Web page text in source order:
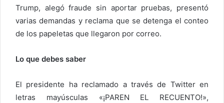
Trump, alegó fraude sin aportar pruebas, presentó
varias demandas y reclama que se detenga el conteo
de los papeletas que llegaron por correo.
Lo que debes saber
El presidente ha reclamado a través de Twitter en
letras mayúsculas «¡PAREN EL RECUENTO!»,